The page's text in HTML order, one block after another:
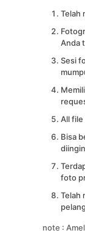
Telah
Anda
Sesi
All file
Bisa
foto
Telah
note :